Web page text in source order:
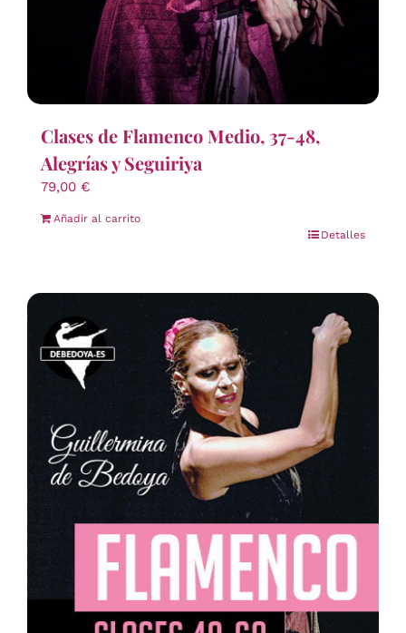
Clases de Flamenco Medio, 37-48,
Alegrías y Seguiriya
79,00 €
Añadir al carrito
Detalles